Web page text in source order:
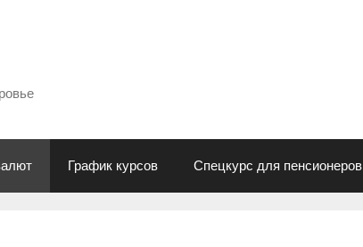
График курсов Спецкурс для пенсионеров